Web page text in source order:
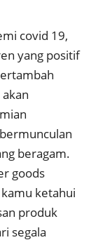
covid 19,
yang positif
beragam.
goods
ketahui
produk
segala